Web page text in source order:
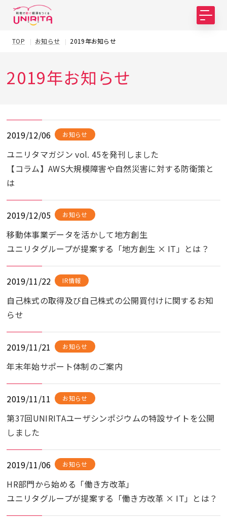
TOP お知らせ 2019年お知らせ
2019年お知らせ
2019/12/06 お知らせ
ユニリタマガジン vol. 45を発刊しました
【コラム】AWS大規模障害や自然災害に対する防衛策と
は
2019/12/05 お知らせ
移動体事業データを活かして地方創生
ユニリタグループが提案する「地方創生 × IT」とは？
2019/11/22 IR情報
自己株式の取得及び自己株式の公開買付けに関するお知
らせ
2019/11/21 お知らせ
年末年始サポート体制のご案内
2019/11/11 お知らせ
第37回UNIRITAユーザシンポジウムの特設サイトを公開
しました
2019/11/06 お知らせ
HR部門から始める「働き方改革」
ユニリタグループが提案する「働き方改革 × IT」とは？